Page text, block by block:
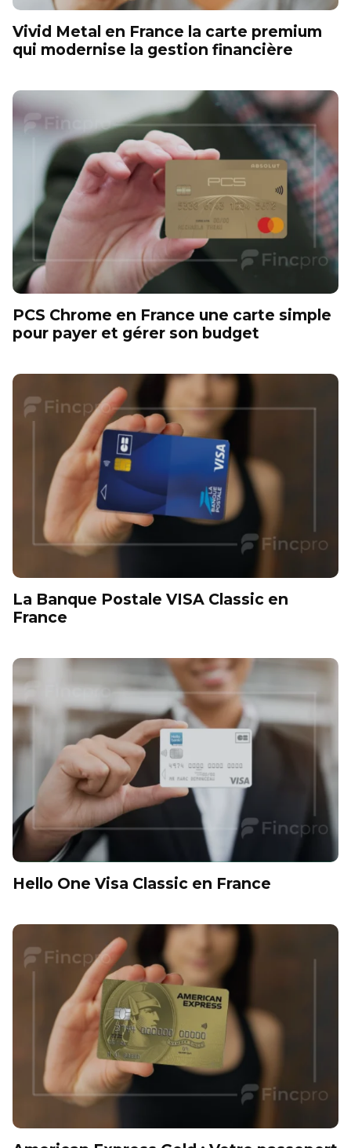
Vivid Metal en France la carte premium
qui modernise la gestion financière
PCS Chrome en France une carte simple
pour payer et gérer son budget
La Banque Postale VISA Classic en
France
Hello One Visa Classic en France